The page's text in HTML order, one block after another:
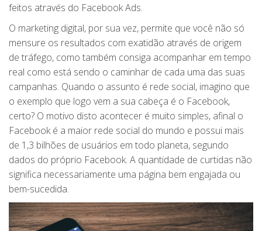
feitos através do Facebook Ads.
O marketing digital, por sua vez, permite que você não só
mensure os resultados com exatidão através de origem
de tráfego, como também consiga acompanhar em tempo
real como está sendo o caminhar de cada uma das suas
campanhas. Quando o assunto é rede social, imagino que
o exemplo que logo vem a sua cabeça é o Facebook,
certo? O motivo disto acontecer é muito simples, afinal o
Facebook é a maior rede social do mundo e possui mais
de 1,3 bilhões de usuários em todo planeta, segundo
dados do próprio Facebook. A quantidade de curtidas não
significa necessariamente uma página bem engajada ou
bem-sucedida.